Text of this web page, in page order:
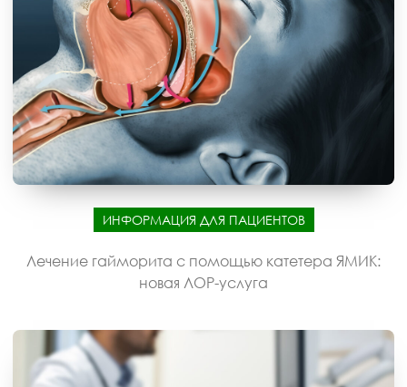
ИНФОРМАЦИЯ ДЛЯ ПАЦИЕНТОВ
Лечение гайморита с помощью катетера ЯМИК:
новая ЛОР-услуга